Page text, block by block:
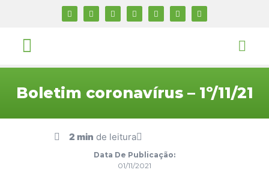
Boletim coronavírus – 1º/11/21
2 min de leitura
Data De Publicação:
01/11/2021